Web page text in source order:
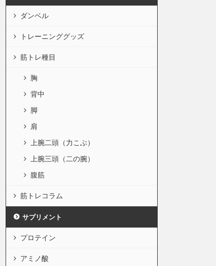
ダンベル
トレーニンググッズ
筋トレ種目
胸
背中
脚
肩
上腕二頭（力こぶ）
上腕三頭（二の腕）
腹筋
筋トレコラム
サプリメント
プロテイン
アミノ酸